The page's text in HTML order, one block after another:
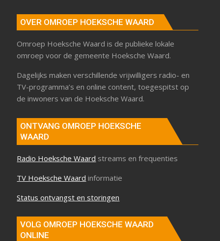
OVER OMROEP HOEKSCHE WAARD
Omroep Hoeksche Waard is de publieke lokale
omroep voor de gemeente Hoeksche Waard.
Dagelijks maken verschillende vrijwilligers radio- en
TV-programma’s en online content, toegespitst op
de inwoners van de Hoeksche Waard.
ONTVANG OMROEP HOEKSCHE
WAARD
Radio Hoeksche Waard streams en frequenties
TV Hoeksche Waard informatie
Status ontvangst en storingen
VOLG OMROEP HOEKSCHE WAARD
ONLINE